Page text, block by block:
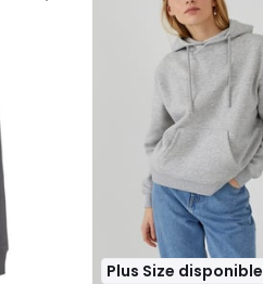
Plus Size disponible